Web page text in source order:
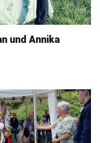
und Annika